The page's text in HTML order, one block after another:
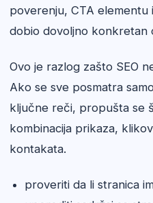
poverenju, CTA
dobio dovoljno konkretan
Ovo je razlog zašto SEO
Ako se sve posmatra
ključne reči, propušta se
kombinacija prikaza,
kontakata.
proveriti da li stranica